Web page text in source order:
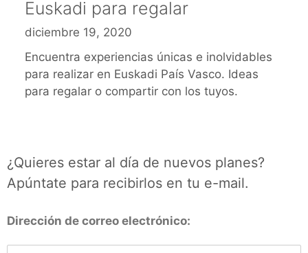
Euskadi para regalar
diciembre 19, 2020
Encuentra experiencias únicas e inolvidables
para realizar en Euskadi País Vasco. Ideas
para regalar o compartir con los tuyos.
¿Quieres estar al día de nuevos planes?
Apúntate para recibirlos en tu e-mail.
Dirección de correo electrónico: